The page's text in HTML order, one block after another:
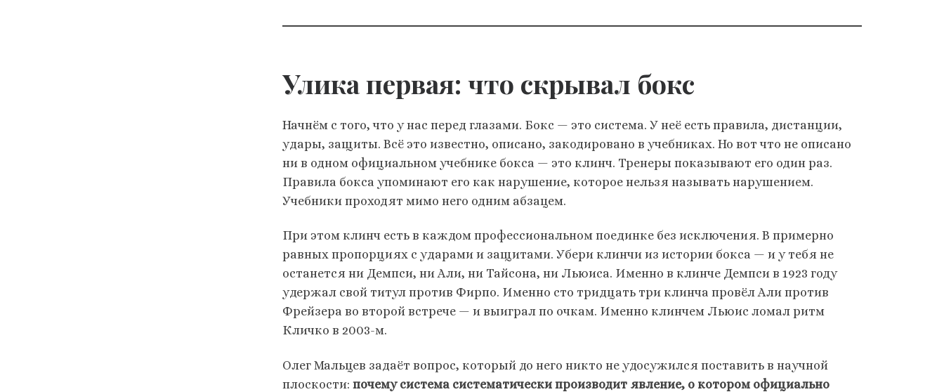
Улика первая: что скрывал бокс
Начнём с того, что у нас перед глазами. Бокс — это система. У неё есть правила, дистанции,
удары, защиты. Всё это известно, описано, закодировано в учебниках. Но вот что не описано
ни в одном официальном учебнике бокса — это клинч. Тренеры показывают его один раз.
Правила бокса упоминают его как нарушение, которое нельзя называть нарушением.
Учебники проходят мимо него одним абзацем.
При этом клинч есть в каждом профессиональном поединке без исключения. В примерно
равных пропорциях с ударами и защитами. Убери клинчи из истории бокса — и у тебя не
останется ни Демпси, ни Али, ни Тайсона, ни Льюиса. Именно в клинче Демпси в 1923 году
удержал свой титул против Фирпо. Именно сто тридцать три клинча провёл Али против
Фрейзера во второй встрече — и выиграл по очкам. Именно клинчем Льюис ломал ритм
Кличко в 2003-м.
Олег Мальцев задаёт вопрос, который до него никто не удосужился поставить в научной
плоскости: почему система систематически производит явление, о котором официально